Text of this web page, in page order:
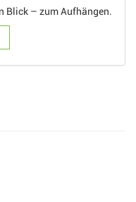
Blick – zum Aufhängen.